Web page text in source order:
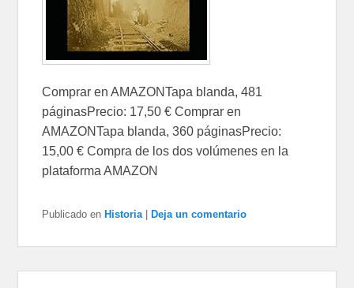
Comprar en AMAZONTapa blanda, 481
páginasPrecio: 17,50 € Comprar en
AMAZONTapa blanda, 360 páginasPrecio:
15,00 € Compra de los dos volúmenes en la
plataforma AMAZON
Publicado en Historia Deja un comentario